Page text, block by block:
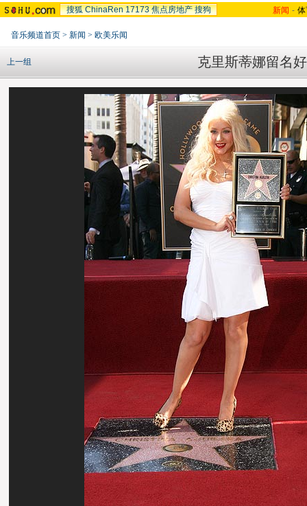
搜狐 ChinaRen 17173 焦点房地产 搜狗 新闻 -
音乐频道首页 > 新闻 > 欧美乐闻
克里斯蒂娜留名
上一组